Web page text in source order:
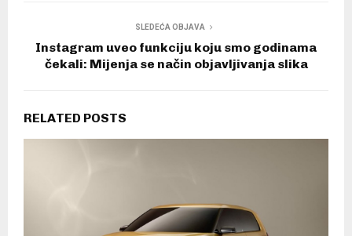
SLEDEĆA OBJAVA
Instagram uveo funkciju koju smo godinama
čekali: Mijenja se način objavljivanja slika
RELATED POSTS